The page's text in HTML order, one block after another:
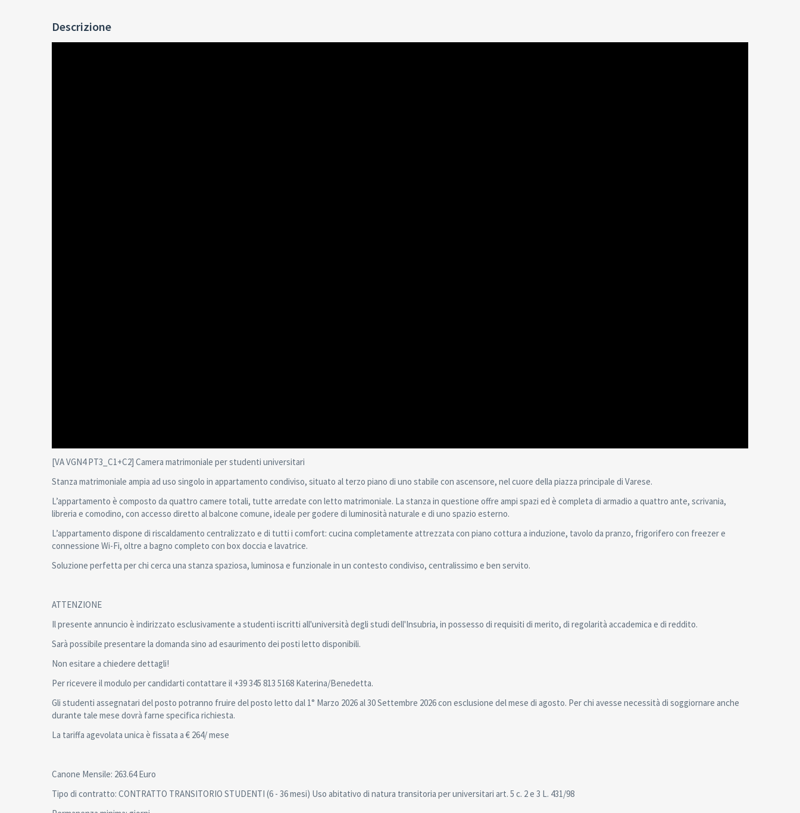
Descrizione
[VA VGN4 PT3_C1+C2] Camera matrimoniale per studenti universitari
Stanza matrimoniale ampia ad uso singolo in appartamento condiviso, situato al terzo piano di uno stabile con ascensore, nel cuore della piazza principale di Varese.
L’appartamento è composto da quattro camere totali, tutte arredate con letto matrimoniale. La stanza in questione offre ampi spazi ed è completa di armadio a quattro ante, scrivania,
libreria e comodino, con accesso diretto al balcone comune, ideale per godere di luminosità naturale e di uno spazio esterno.
L’appartamento dispone di riscaldamento centralizzato e di tutti i comfort: cucina completamente attrezzata con piano cottura a induzione, tavolo da pranzo, frigorifero con freezer e
connessione Wi-Fi, oltre a bagno completo con box doccia e lavatrice.
Soluzione perfetta per chi cerca una stanza spaziosa, luminosa e funzionale in un contesto condiviso, centralissimo e ben servito.
ATTENZIONE
Il presente annuncio è indirizzato esclusivamente a studenti iscritti all'università degli studi dell'Insubria, in possesso di requisiti di merito, di regolarità accademica e di reddito.
Sarà possibile presentare la domanda sino ad esaurimento dei posti letto disponibili.
Non esitare a chiedere dettagli!
Per ricevere il modulo per candidarti contattare il +39 345 813 5168 Katerina/Benedetta.
Gli studenti assegnatari del posto potranno fruire del posto letto dal 1° Marzo 2026 al 30 Settembre 2026 con esclusione del mese di agosto. Per chi avesse necessità di soggiornare anche
durante tale mese dovrà farne specifica richiesta.
La tariffa agevolata unica è fissata a € 264/ mese
Canone Mensile: 263.64 Euro
Tipo di contratto: CONTRATTO TRANSITORIO STUDENTI (6 - 36 mesi) Uso abitativo di natura transitoria per universitari art. 5 c. 2 e 3 L. 431/98